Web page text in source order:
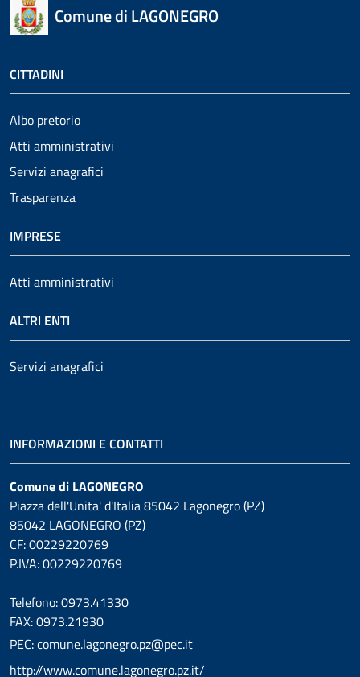
Comune di LAGONEGRO
CITTADINI
Albo pretorio
Atti amministrativi
Servizi anagrafici
Trasparenza
IMPRESE
Atti amministrativi
ALTRI ENTI
Servizi anagrafici
INFORMAZIONI E CONTATTI
Comune di LAGONEGRO
Piazza dell'Unita' d'Italia 85042 Lagonegro (PZ)
85042 LAGONEGRO (PZ)
CF: 00229220769
P.IVA: 00229220769
Telefono: 0973.41330
FAX: 0973.21930
PEC: comune.lagonegro.pz@pec.it
http://www.comune.lagonegro.pz.it/